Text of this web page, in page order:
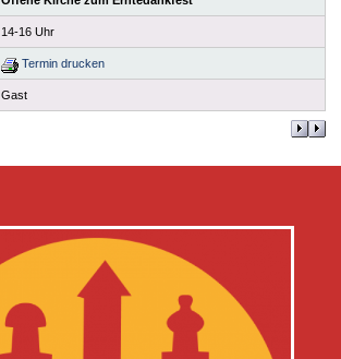
14-16 Uhr
Termin drucken
Gast